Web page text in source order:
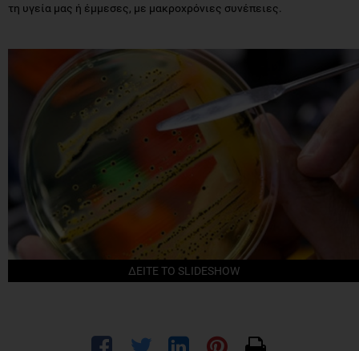
τη υγεία μας ή έμμεσες, με μακροχρόνιες συνέπειες.
ΔΕΙΤΕ ΤΟ SLIDESHOW